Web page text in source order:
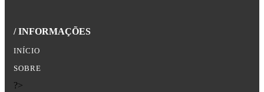
/ INFORMAÇÕES
INÍCIO
SOBRE
?>